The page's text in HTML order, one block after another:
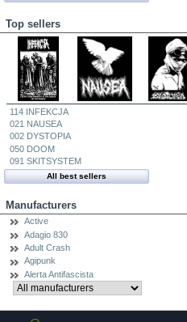
Top sellers
114 INFEKCJA
021 NAUSEA
002 DYSTOPIA
050 DOOM
091 SKITSYSTEM
All best sellers
Manufacturers
Active
Adagio 830
Adult Crash
Agipunk
Alerta Antifascista